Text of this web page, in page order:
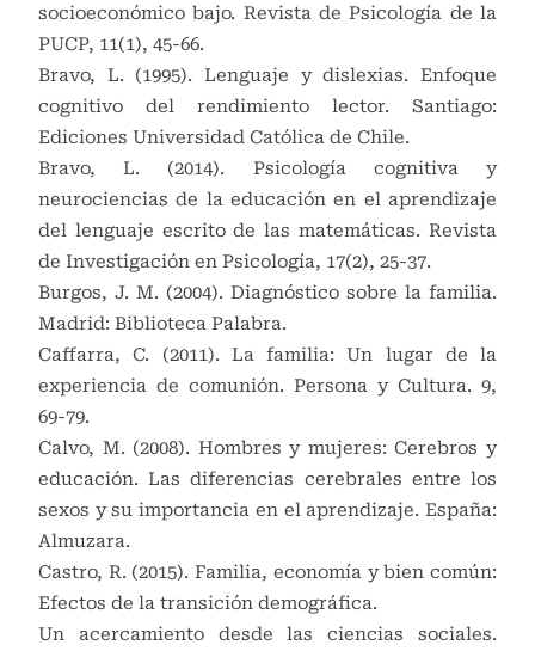
socioeconómico bajo. Revista de Psicología de la
PUCP, 11(1), 45-66.
Bravo, L. (1995). Lenguaje y dislexias. Enfoque
cognitivo del rendimiento lector. Santiago:
Ediciones Universidad Católica de Chile.
Bravo, L. (2014). Psicología cognitiva y
neurociencias de la educación en el aprendizaje
del lenguaje escrito de las matemáticas. Revista
de Investigación en Psicología, 17(2), 25-37.
Burgos, J. M. (2004). Diagnóstico sobre la familia.
Madrid: Biblioteca Palabra.
Caffarra, C. (2011). La familia: Un lugar de la
experiencia de comunión. Persona y Cultura. 9,
69-79.
Calvo, M. (2008). Hombres y mujeres: Cerebros y
educación. Las diferencias cerebrales entre los
sexos y su importancia en el aprendizaje. España:
Almuzara.
Castro, R. (2015). Familia, economía y bien común:
Efectos de la transición demográfica.
Un acercamiento desde las ciencias sociales.